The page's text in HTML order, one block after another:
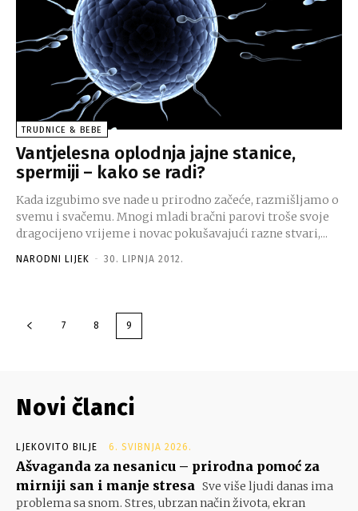
TRUDNICE & BEBE
Vantjelesna oplodnja jajne stanice,
spermiji – kako se radi?
Kada izgubimo sve nade u prirodno začeće, razmišljamo o
svemu i svačemu. Mnogi mladi bračni parovi troše svoje
dragocijeno vrijeme i novac pokušavajući razne stvari,...
NARODNI LIJEK - 30. LIPNJA 2012.
7 8 9
Novi članci
LJEKOVITO BILJE 6. SVIBNJA 2026.
Ašvaganda za nesanicu – prirodna pomoć za
mirniji san i manje stresa Sve više ljudi danas ima
problema sa snom. Stres, ubrzan način života, ekran